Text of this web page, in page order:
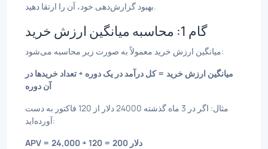
بهبود گزارش‌دهی خود، آن را ارتقا دهید.
گام 1: محاسبه میانگین ارزش خرید
میانگین ارزش خرید معمولاً به صورت زیر محاسبه می‌شود:
میانگین ارزش خرید = کل درآمد در یک دوره ÷ تعداد خریدها در
آن دوره
مثال: اگر در 3 ماه گذشته 24000 دلار از 120 فاکتور به دست
آورده‌اید:
APV = 24,000 ÷ 120 = 200 دلار